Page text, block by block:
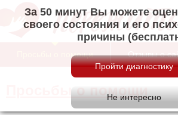
За 50 минут Вы можете
своего состояния и его
причины
Просьбы о помощи Отзывы о
Просьбы о помощи